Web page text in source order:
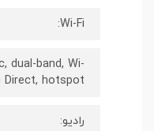
Wi-Fi:
dual-band, Wi-
Direct, hotspot
رادیو: